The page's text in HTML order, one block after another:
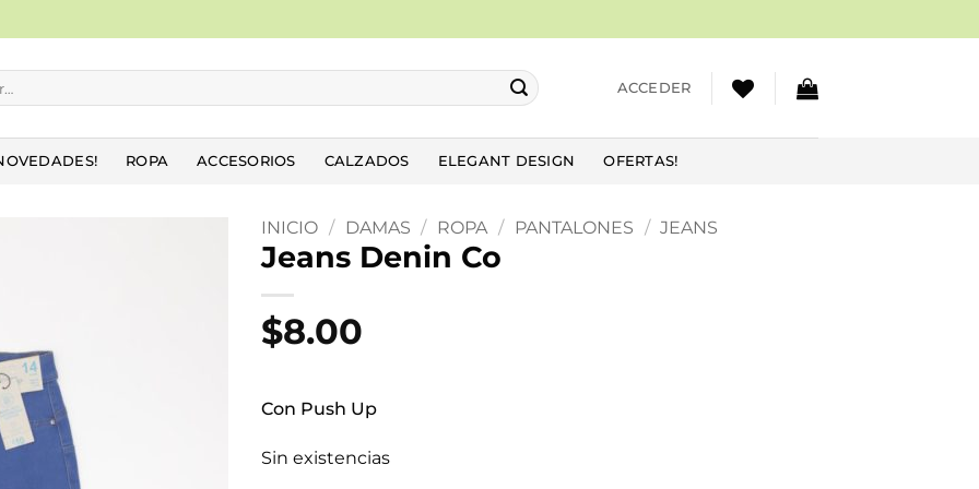
ACCEDER
ROPA ACCESORIOS CALZADOS ELEGANT DESIGN OFERTAS!
INICIO / DAMAS / ROPA / PANTALONES / JEANS
Jeans Denin Co
$8.00
Con Push Up
Sin existencias